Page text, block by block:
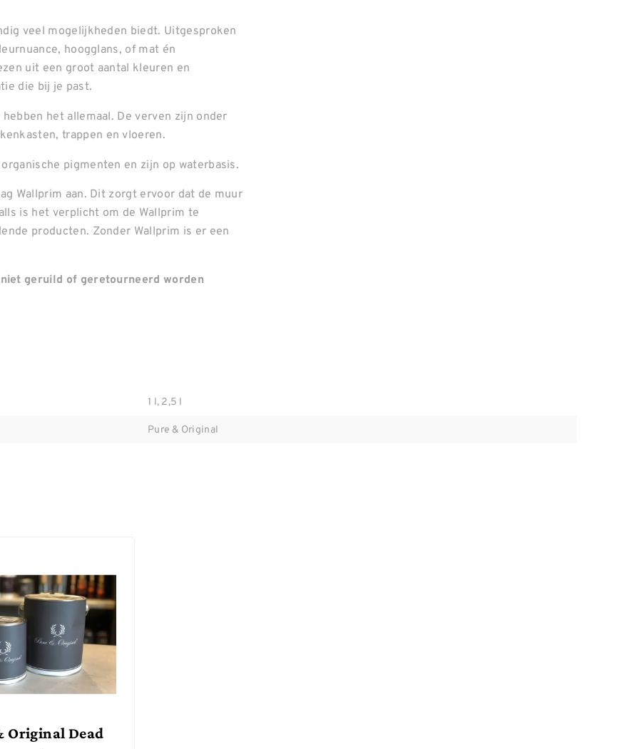
veel mogelijkheden biedt. Uitgesproken
hoogglans, of mat én
uit een groot aantal kleuren en
die bij je past.
het allemaal. De verven zijn onder
trappen en vloeren.
pigmenten en zijn op waterbasis.
Wallprim aan. Dit zorgt ervoor dat de muur
is het verplicht om de Wallprim te
producten. Zonder Wallprim is er een
geruild of geretourneerd worden
1 l, 2,5 l
Pure & Original
Original Dead